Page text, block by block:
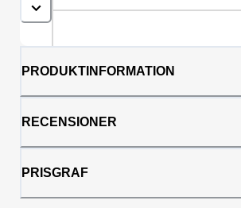
PRODUKTINFORMATION
RECENSIONER
PRISGRAF